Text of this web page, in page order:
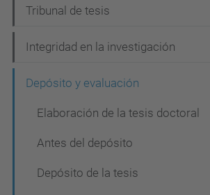
g
a
Tribunal de tesis
Integridad en la investigación
Depósito y evaluación
Elaboración de la tesis doctoral
Antes del depósito
Depósito de la tesis